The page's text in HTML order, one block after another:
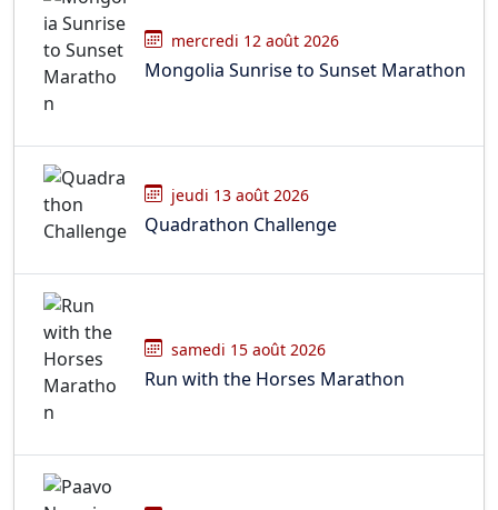
mercredi 12 août 2026
Mongolia Sunrise to Sunset Marathon
jeudi 13 août 2026
Quadrathon Challenge
samedi 15 août 2026
Run with the Horses Marathon